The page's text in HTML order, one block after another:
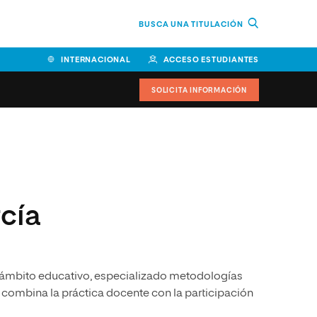
BUSCA UNA TITULACIÓN
INTERNACIONAL ACCESO ESTUDIANTES
Facultad de Ciencias de la
Salud
Escuela Superior de Ingeniería
y Tecnología (ESIT)
SOLICITA INFORMACIÓN
educativo, especializado metodologías
la práctica docente con la participación